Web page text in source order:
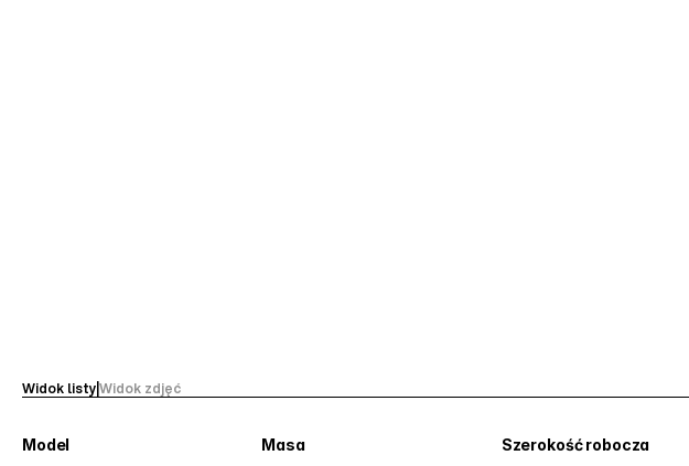
Widok listyWidok zdjęć
Model Masa Szerokość robocza